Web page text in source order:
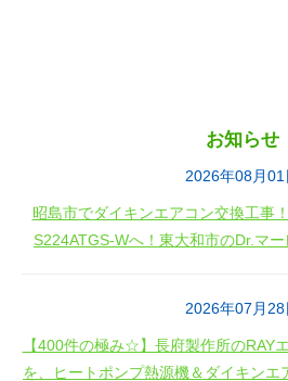
お知らせ
2026年08月01
昭島市でダイキンエアコン交換工事
S224ATGS-Wへ！東大和市のDr.マー
2026年07月28
【400件の極み☆】長府製作所のRAY
を、ヒートポンプ熱源機＆ダイキンエ